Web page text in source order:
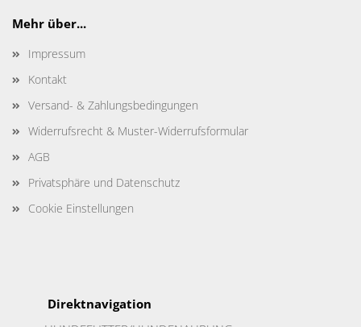
Mehr über...
Impressum
Kontakt
Versand- & Zahlungsbedingungen
Widerrufsrecht & Muster-Widerrufsformular
AGB
Privatsphäre und Datenschutz
Cookie Einstellungen
Direktnavigation